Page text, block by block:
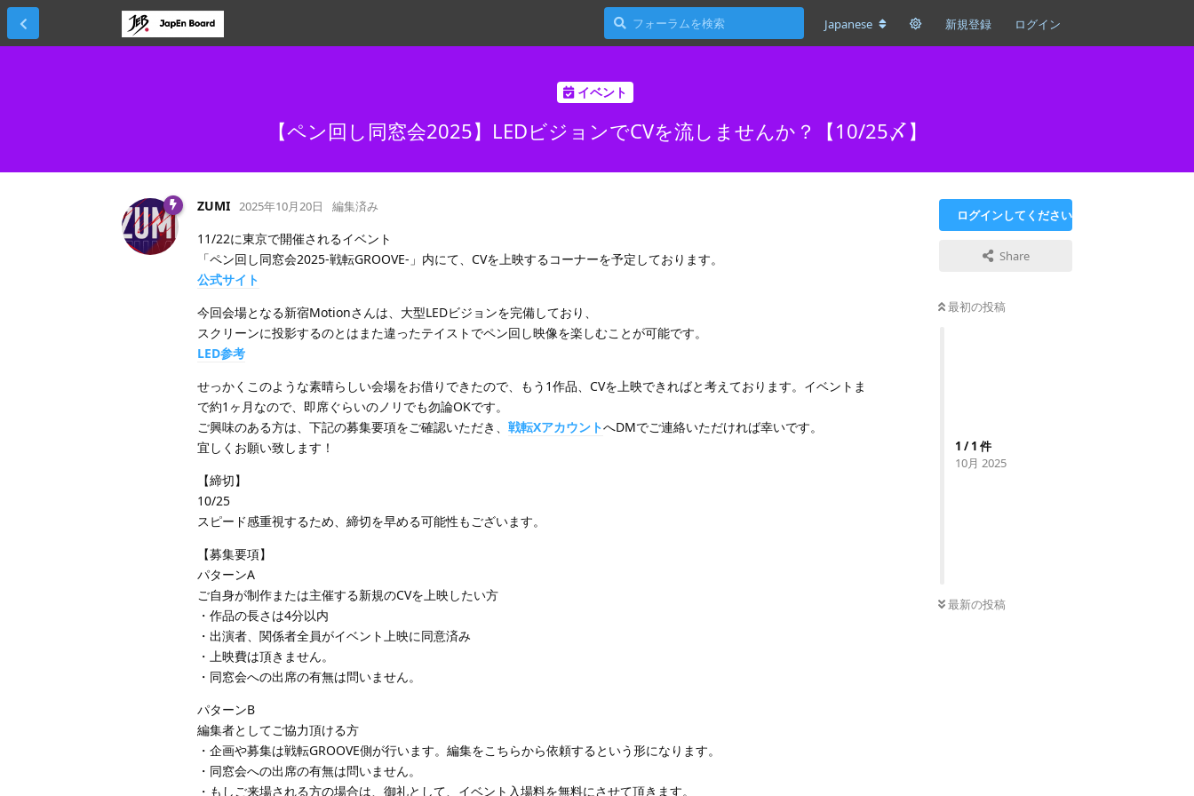
Japanese 新規登録 ログイン
イベント
【ペン回し同窓会2025】LEDビジョンでCVを流しませんか？【10/25〆】
ログインしてください
Share
最初の投稿
1 /1 件
10月 2025
最新の投稿
ZUMI 2025年10月20日 編集済み
11/22に東京で開催されるイベント
「ペン回し同窓会2025-戦転GROOVE-」内にて、CVを上映するコーナーを予定しております。
公式サイト
今回会場となる新宿Motionさんは、大型LEDビジョンを完備しており、
スクリーンに投影するのとはまた違ったテイストでペン回し映像を楽しむことが可能です。
LED参考
せっかくこのような素晴らしい会場をお借りできたので、もう1作品、CVを上映できればと考えております。イベントま
で約1ヶ月なので、即席ぐらいのノリでも勿論OKです。
ご興味のある方は、下記の募集要項をご確認いただき、 戦転XアカウントへDMでご連絡いただければ幸いです。
宜しくお願い致します！
【締切】
10/25
スピード感重視するため、締切を早める可能性もございます。
【募集要項】
パターンA
ご自身が制作または主催する新規のCVを上映したい方
・作品の長さは4分以内
・出演者、関係者全員がイベント上映に同意済み
・上映費は頂きません。
・同窓会への出席の有無は問いません。
パターンB
編集者としてご協力頂ける方
・企画や募集は戦転GROOVE側が行います。編集をこちらから依頼するという形になります。
・同窓会への出席の有無は問いません。
・もしご来場される方の場合は、御礼として、イベント入場料を無料にさせて頂きます。